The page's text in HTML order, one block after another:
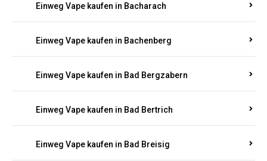
Einweg Vape kaufen in Bacharach
Einweg Vape kaufen in Bachenberg
Einweg Vape kaufen in Bad Bergzabern
Einweg Vape kaufen in Bad Bertrich
Einweg Vape kaufen in Bad Breisig